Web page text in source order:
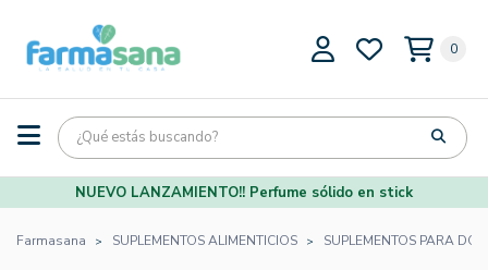
0
NUEVO LANZAMIENTO!! Perfume sólido en stick
Farmasana SUPLEMENTOS ALIMENTICIOS SUPLEMENTOS PARA